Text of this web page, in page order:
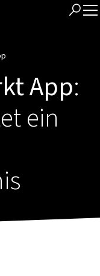
App:
ein